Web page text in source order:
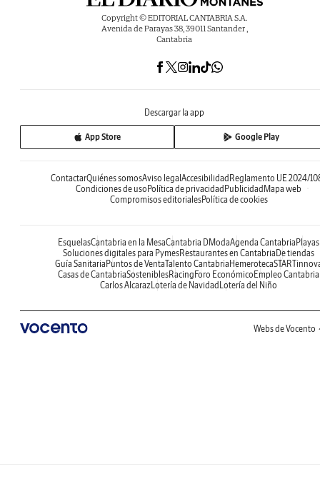
Copyright © EDITORIAL CANTABRIA S.A.
Avenida de Parayas 38, 39011 Santander ,
Cantabria
Descargar la app
App Store Google Play
ContactarQuiénes somosAviso legalAccesibilidadReglamento UE 2024/
Condiciones de usoPolítica de privacidadPublicidadMapa web
Compromisos editorialesPolítica de cookies
EsquelasCantabria en la MesaCantabria DModaAgenda CantabriaPlayas
Soluciones digitales para PymesRestaurantes en CantabriaDe tiendas
Guía SanitariaPuntos de VentaTalento CantabriaHemeroteca
Casas de CantabriaSosteniblesRacingForo EconómicoEmpleo Cantabria
Carlos AlcarazLotería de NavidadLotería del Niño
Webs de Vocento